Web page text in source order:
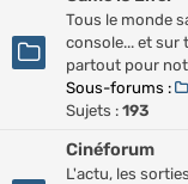
Tous le monde
console... et sur
partout pour
Sous-forums :
Sujets : 193
Cinéforum
L'actu, les